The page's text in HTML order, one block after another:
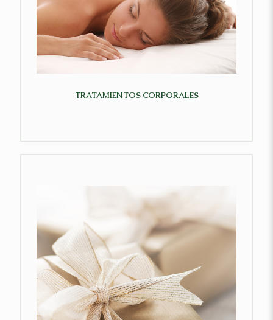
TRATAMIENTOS CORPORALES